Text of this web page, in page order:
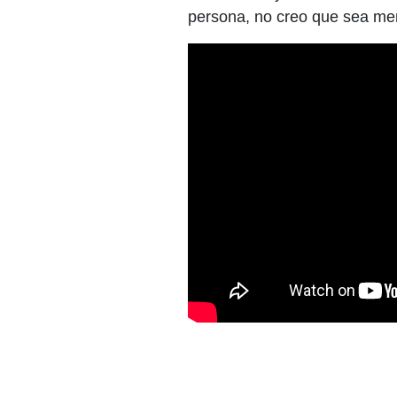
persona, no creo que sea